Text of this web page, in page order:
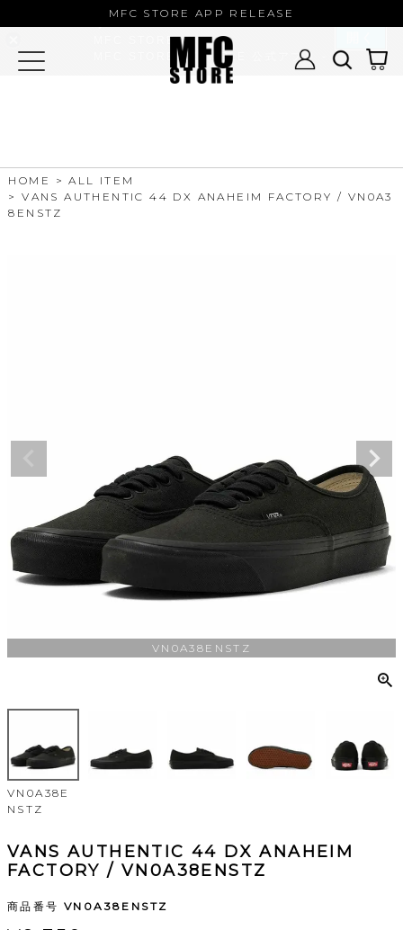
MFC STORE APP RELEASE
HOME
ALL ITEM
VANS AUTHENTIC 44 DX ANAHEIM FACTORY / VN0A3
8ENSTZ
VN0A38ENSTZ
VN0A38E
NSTZ
VANS AUTHENTIC 44 DX ANAHEIM
FACTORY / VN0A38ENSTZ
商品番号 VN0A38ENSTZ
MFC STORE
MFC STORE/EXAMPLE 公式アプリ -
Google Play